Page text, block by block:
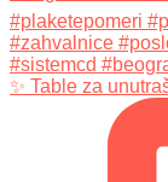
✨ Table za